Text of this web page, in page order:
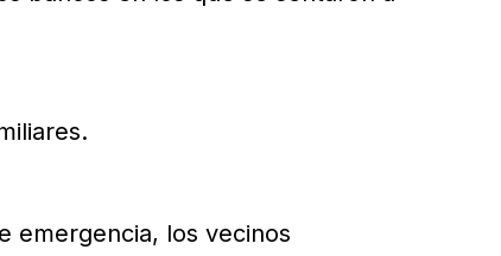
emergencia, los vecinos